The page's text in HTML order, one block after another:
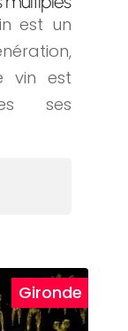
est un
vin est
ses